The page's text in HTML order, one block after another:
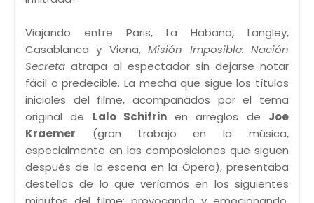
Viajando entre Paris, La Habana, Langley,
Casablanca y Viena,Misión Imposible: Nación
Secreta atrapa al espectador sin dejarse notar
fácil o predecible. La mecha que sigue los títulos
iniciales del filme, acompañados por el tema
original de Lalo Schifrinen arreglos de Joe
Kraemer (gran trabajo en la música,
especialmente en las composiciones que siguen
después de la escena en la Ópera), presentaba
destellos de lo que veríamos en los siguientes